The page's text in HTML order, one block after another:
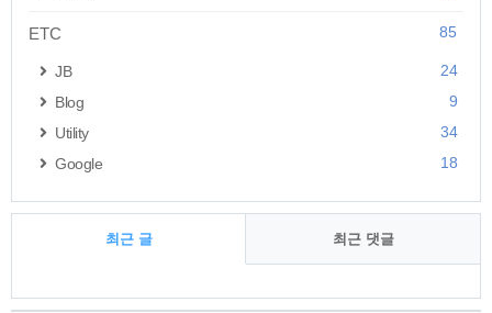
ETC 85
JB
24
Blog
9
Utility
34
Google
18
최근 글 최근 댓글
최